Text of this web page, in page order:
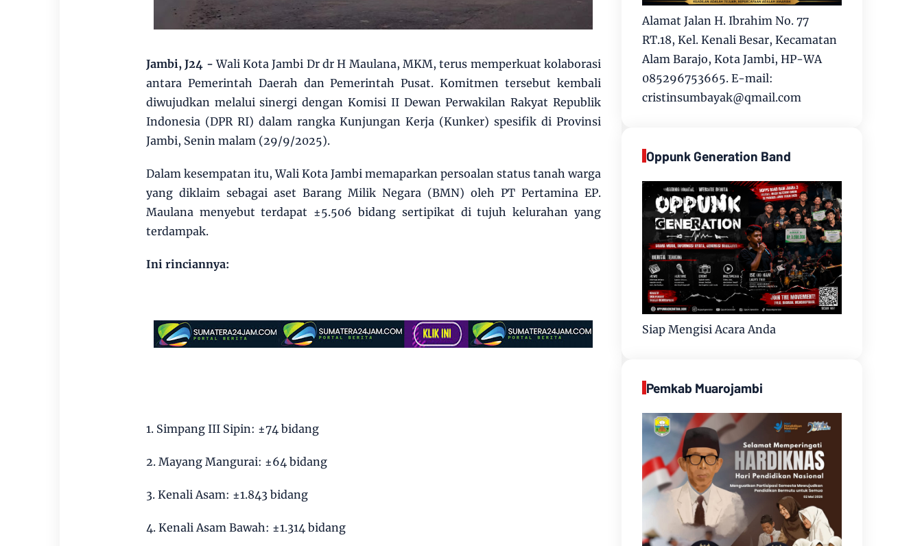
Jambi, J24 - Wali Kota Jambi Dr dr H Maulana, MKM, terus memperkuat kolaborasi
antara Pemerintah Daerah dan Pemerintah Pusat. Komitmen tersebut kembali
diwujudkan melalui sinergi dengan Komisi II Dewan Perwakilan Rakyat Republik
Indonesia (DPR RI) dalam rangka Kunjungan Kerja (Kunker) spesifik di Provinsi
Jambi, Senin malam (29/9/2025).
Dalam kesempatan itu, Wali Kota Jambi memaparkan persoalan status tanah warga
yang diklaim sebagai aset Barang Milik Negara (BMN) oleh PT Pertamina EP.
Maulana menyebut terdapat ±5.506 bidang sertipikat di tujuh kelurahan yang
terdampak.
Ini rinciannya:
1. Simpang III Sipin: ±74 bidang
2. Mayang Mangurai: ±64 bidang
3. Kenali Asam: ±1.843 bidang
4. Kenali Asam Bawah: ±1.314 bidang
Alamat Jalan H. Ibrahim No. 77
RT.18, Kel. Kenali Besar, Kecamatan
Alam Barajo, Kota Jambi, HP-WA
085296753665. E-mail:
cristinsumbayak@qmail.com
Oppunk Generation Band
Siap Mengisi Acara Anda
Pemkab Muarojambi